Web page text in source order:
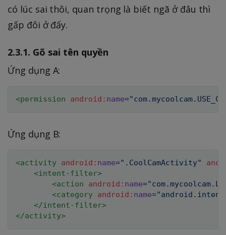
có lúc sai thôi, quan trọng là biết ngã ở đâu thì
gấp đôi ở đấy.
2.3.1. Gõ sai tên quyền
Ứng dụng A:
<permission android: name="
Ứng dụng B:
<activity android: name=" .CoolCamActivity"
<intent-filter>
<action android: name="
<category android: name="
</intent-filter>
</activity>